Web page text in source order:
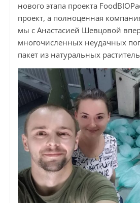
нового этапа проекта
проект, а полноценная
мы с Анастасией Шевцовой
многочисленных неудачных
пакет из натуральных